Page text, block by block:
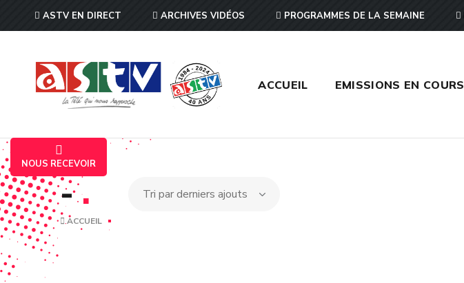
ASTV EN DIRECT ARCHIVES VIDÉOS PROGRAMMES DE LA SEMAINE
ACCUEIL EMISSIONS EN COURS
NOUS RECEVOIR
-.
ACCUEIL